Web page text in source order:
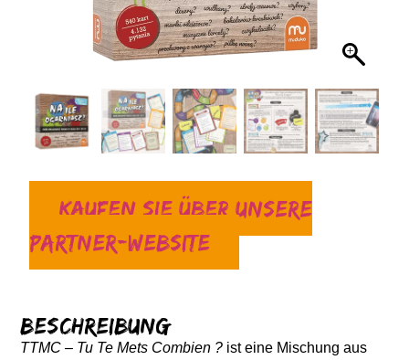
Kaufen Sie über unsere
Partner-Website
Beschreibung
TTMC – Tu Te Mets Combien ? ist eine Mischung aus